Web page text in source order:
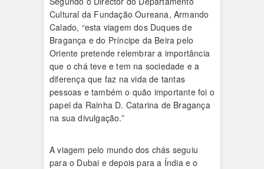
Cultural da Fundação Oureana, Armando
Calado, “esta viagem dos Duques de
Bragança e do Príncipe da Beira pelo
Oriente pretende relembrar a importância
que o chá teve e tem na sociedade e a
diferença que faz na vida de tantas
pessoas e também o quão importante foi o
papel da Rainha D. Catarina de Bragança
na sua divulgação.”
A viagem pelo mundo dos chás seguiu
para o Dubai e depois para a Índia e o